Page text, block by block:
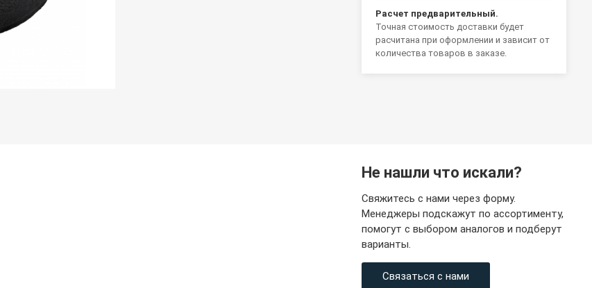
Расчет предварительный.
Точная стоимость доставки будет
расчитана при оформлении и зависит от
количества товаров в заказе.
Не нашли что искали?
Свяжитесь с нами через форму.
Менеджеры подскажут по ассортименту,
помогут с выбором аналогов и подберут
варианты.
Связаться с нами